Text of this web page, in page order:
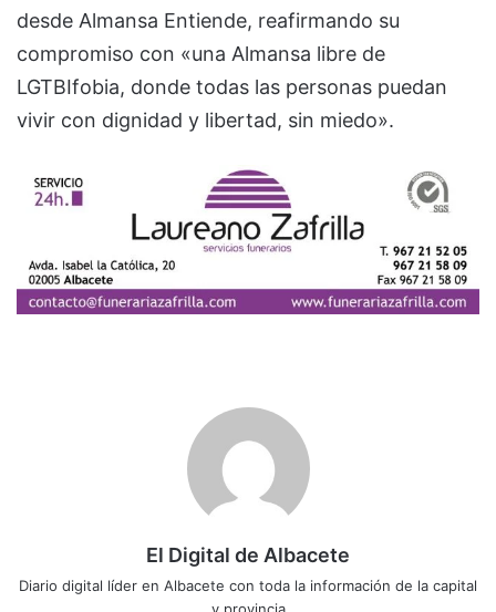
desde Almansa Entiende, reafirmando su
compromiso con «una Almansa libre de
LGTBIfobia, donde todas las personas puedan
vivir con dignidad y libertad, sin miedo».
El Digital de Albacete
Diario digital líder en Albacete con toda la información de la capital